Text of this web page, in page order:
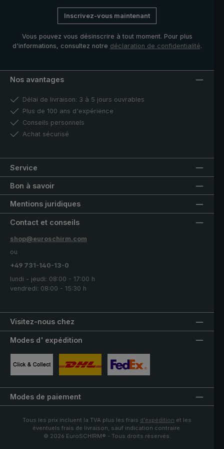
Inscrivez-vous maintenant
Vous pouvez vous désinscrire à tout moment. Pour plus
d'informations, consultez notre déclaration de confidentialité.
Nos avantages
Délai de livraison: 3 à 5 jours ouvrables
Plus de 100 ans d'expérience
Conseils personnels
Achat sécurisé
Service
Bon à savoir
Mentions juridiques
Visitez-nous chez
Contact et conseils
shop@euroschirm.com
ou
+49 731-140-13-0
lundi - jeudi: 08:00 - 17:00 h
vendredi: 08:00 - 15:30 h
Modes d' expédition
Modes de paiement
Tous les prix incluent la TVA plus les frais d'expédition et les
éventuels frais de livraison, sauf indication contraire.
© 2026 EuroSCHIRM® - Tous droits réservés.